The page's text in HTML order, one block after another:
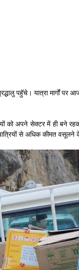
पहॅुचे। यात्रा मार्गों पर
को अपने सेक्टर में ही
से अधिक कीमत